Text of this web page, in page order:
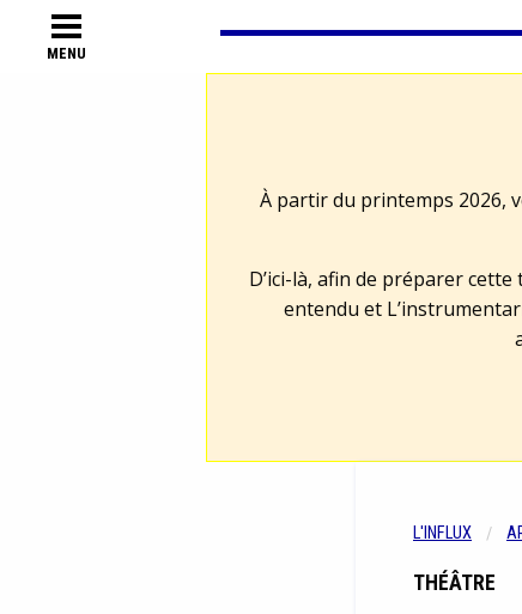
MENU
À partir du printemps 2026,
D’ici-là, afin de préparer
entendu et
L'INFLUX
THÉÂTRE